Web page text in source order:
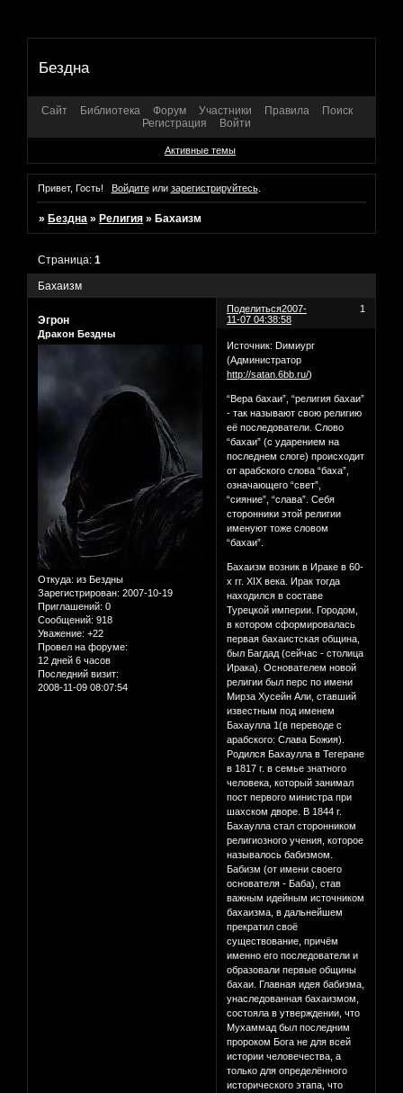
Бездна
Сайт Библиотека Форум Участники Правила
Поиск
Регистрация
Войти
Активные темы
Привет, Гость! Войдитеили зарегистрируйтесь.
»Бездна »Религия »Бахаизм
Бахаизм
Страница:1
Поделиться 1
2007-
11-07 04:38:58
Эгрон
Дракон Бездны
Откуда: из Бездны
Зарегистрирован: 2007-10-19
Приглашений: 0
Сообщений: 918
Уважение: +22
Провел на форуме:
12 дней 6 часов
Последний визит:
2008-11-09 08:07:54
Источник: Dимиург
(Администратор
http://satan.6bb.ru/)
“Вера бахаи”, “религия бахаи”
- так называют свою религию
её последователи. Слово
“бахаи” (с ударением на
последнем слоге) происходит
от арабского слова “баха”,
означающего “свет”,
“сияние”, “слава”. Себя
сторонники этой религии
именуют тоже словом
“бахаи”.
Бахаизм возник в Ираке в 60-
х гг. XIX века. Ирак тогда
находился в составе
Турецкой империи. Городом,
в котором сформировалась
первая бахаистская община,
был Багдад (сейчас - столица
Ирака). Основателем новой
религии был перс по имени
Мирза Хусейн Али, ставший
известным под именем
Бахаулла 1(в переводе с
арабского: Слава Божия).
Родился Бахаулла в Тегеране
в 1817 г. в семье знатного
человека, который занимал
пост первого министра при
шахском дворе. В 1844 г.
Бахаулла стал сторонником
религиозного учения, которое
называлось бабизмом.
Бабизм (от имени своего
основателя - Баба), став
важным идейным источником
бахаизма, в дальнейшем
прекратил своё
существование, причём
именно его последователи и
образовали первые общины
бахаи. Главная идея бабизма,
унаследованная бахаизмом,
состояла в утверждении, что
Мухаммад был последним
пророком Бога не для всей
истории человечества, а
только для определённого
исторического этапа, что